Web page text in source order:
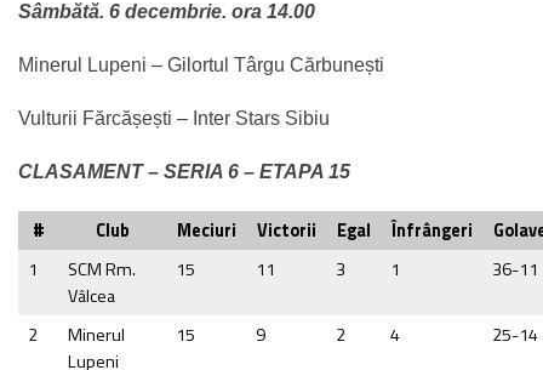
Sâmbătă. 6 decembrie. ora 14.00
Minerul Lupeni – Gilortul Târgu Cărbunești
Vulturii Fărcășești – Inter Stars Sibiu
CLASAMENT – SERIA 6 – ETAPA 15
# Club Meciuri Victorii Egal Înfrângeri
1
SCM Rm.
Vâlcea
15 11 3 1 36-11
2
Minerul
Lupeni
15 9 2 4 25-14